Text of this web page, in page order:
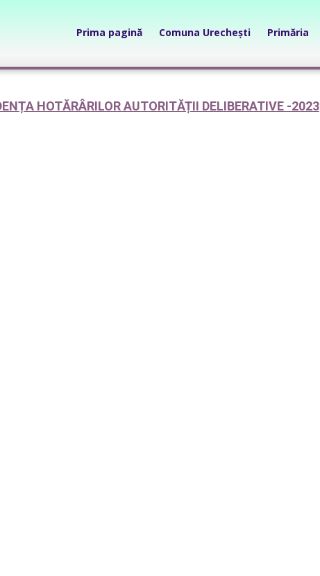
Prima pagină Comuna Urechești Primăria
HOTĂRÂRILOR AUTORITĂȚII DELIBERATIVE -2023